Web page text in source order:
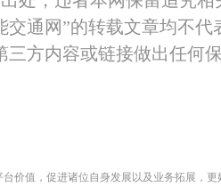
交通网”的转载文章均不
三方内容或链接做出任何
价值，促进诸位自身发展以及业务拓展，